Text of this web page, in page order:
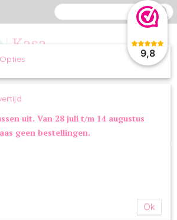
9,8
uit. Van 28 juli t/m 14 augustus
geen bestellingen.
Ok